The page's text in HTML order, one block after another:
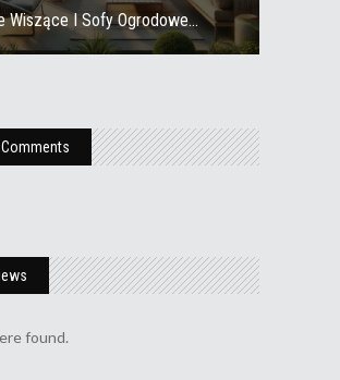
Wiszące I Sofy Ogrodowe...
found.